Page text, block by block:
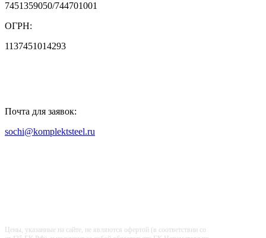
7451359050/744701001
ОГРН:
1137451014293
Почта для заявок:
sochi@komplektsteel.ru
Цены, указанные на сайте, не являются офертой (в соответствии со